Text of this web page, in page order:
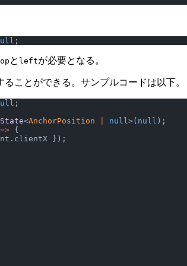
;
と leftが必要となる。
ることができる。サンプルコードは以下。
;
<AnchorPosition null>( null );
=> {
});